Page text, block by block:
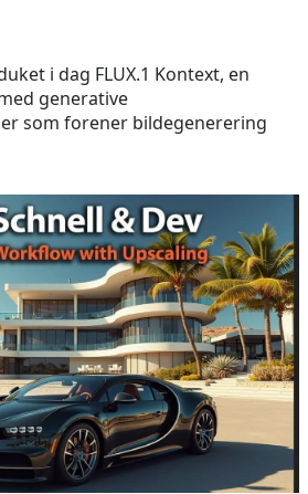
i dag FLUX.1 Kontext, en
generative
som forener bildegenerering